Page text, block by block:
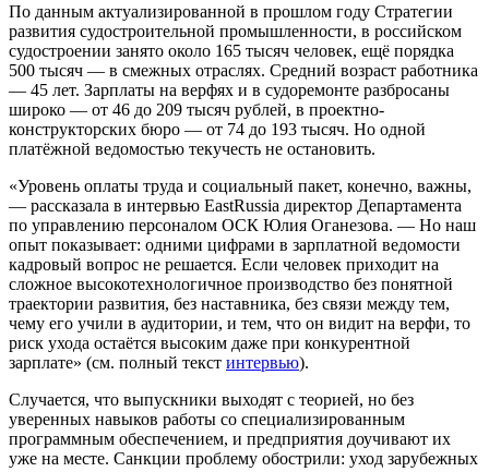
По данным актуализированной в прошлом году Стратегии
развития судостроительной промышленности, в российском
судостроении занято около 165 тысяч человек, ещё порядка
500 тысяч — в смежных отраслях. Средний возраст работника
— 45 лет. Зарплаты на верфях и в судоремонте разбросаны
широко — от 46 до 209 тысяч рублей, в проектно-
конструкторских бюро — от 74 до 193 тысяч. Но одной
платёжной ведомостью текучесть не остановить.
«Уровень оплаты труда и социальный пакет, конечно, важны,
— рассказала в интервью EastRussia директор Департамента
по управлению персоналом ОСК Юлия Оганезова. — Но наш
опыт показывает: одними цифрами в зарплатной ведомости
кадровый вопрос не решается. Если человек приходит на
сложное высокотехнологичное производство без понятной
траектории развития, без наставника, без связи между тем,
чему его учили в аудитории, и тем, что он видит на верфи, то
риск ухода остаётся высоким даже при конкурентной
зарплате» (см. полный текст интервью).
Случается, что выпускники выходят с теорией, но без
уверенных навыков работы со специализированным
программным обеспечением, и предприятия доучивают их
уже на месте. Санкции проблему обострили: уход зарубежных